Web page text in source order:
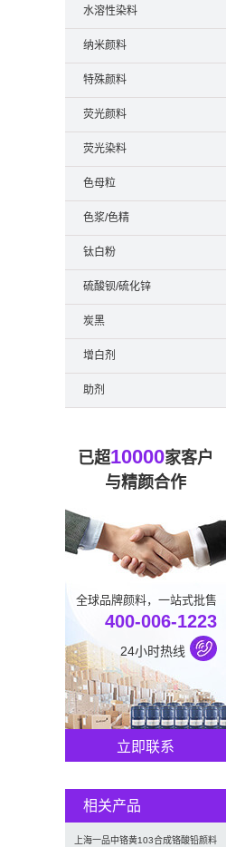
水溶性染料
纳米颜料
特殊颜料
荧光颜料
荧光染料
色母粒
色浆/色精
钛白粉
硫酸钡/硫化锌
炭黑
增白剂
助剂
已超10000家客户
与精颜合作
全球品牌颜料，一站式批售
400-006-1223
24小时热线
立即联系
相关产品
上海一品中铬黄103合成铬酸铅颜料